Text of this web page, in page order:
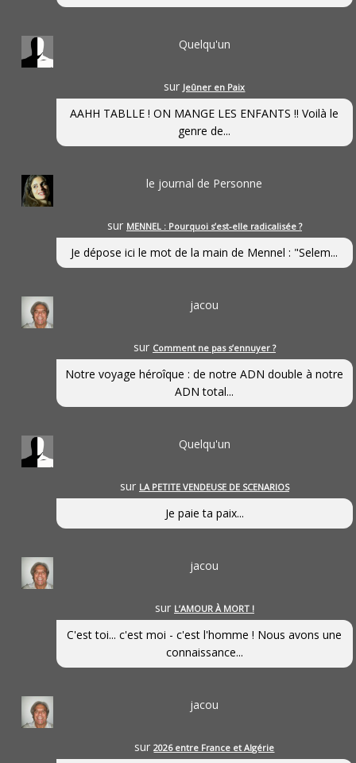
Quelqu'un
sur Jeûner en Paix
AAHH TABLLE ! ON MANGE LES ENFANTS !! Voilà le
genre de...
le journal de Personne
sur MENNEL : Pourquoi s’est-elle radicalisée ?
Je dépose ici le mot de la main de Mennel : "Selem...
jacou
sur Comment ne pas s’ennuyer ?
Notre voyage héroîque : de notre ADN double à notre
ADN total...
Quelqu'un
sur LA PETITE VENDEUSE DE SCENARIOS
Je paie ta paix...
jacou
sur L’AMOUR À MORT !
C'est toi... c'est moi - c'est l'homme ! Nous avons une
connaissance...
jacou
sur2026 entre France et Algérie